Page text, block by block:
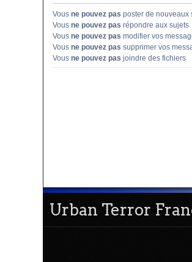
Vous ne pouvez pas poster de nouveaux
Vous ne pouvez pas répondre aux sujets
Vous ne pouvez pas modifier vos
Vous ne pouvez pas supprimer vos
Vous ne pouvez pas joindre des fichiers
Urban Terror